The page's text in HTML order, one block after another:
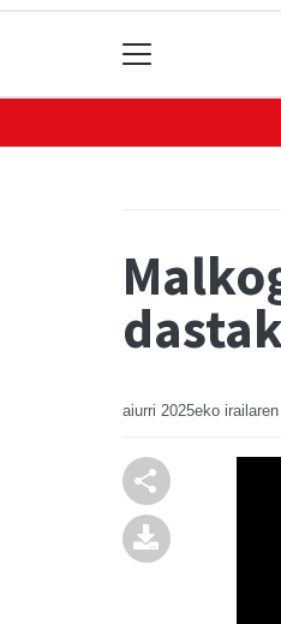
aiurri 2025eko